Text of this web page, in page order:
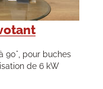
90°, pour buches
de 6 kW